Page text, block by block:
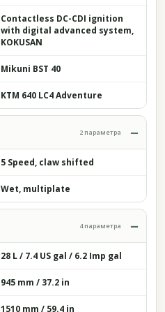
Contactless DC-CDI ignition
with digital advanced system,
KOKUSAN
Mikuni BST 40
KTM 640 LC4 Adventure
2 параметра
5 Speed, claw shifted
Wet, multiplate
4 параметра
28 L / 7.4 US gal / 6.2 Imp gal
945 mm / 37.2 in
1510 mm / 59.4 in